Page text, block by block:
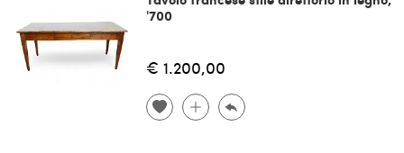
'700
€ 1.200,00